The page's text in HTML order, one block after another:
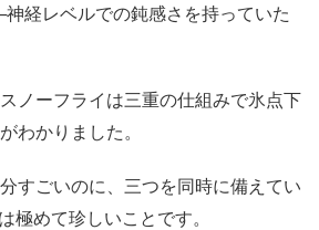
経レベルでの鈍感さを持っていた
ノーフライは三重の仕組みで氷点下
わかりました。
すごいのに、三つを同時に備えてい
極めて珍しいことです。